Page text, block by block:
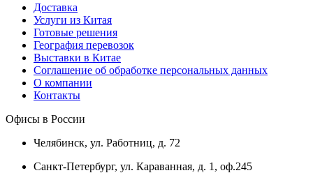
Доставка
Услуги из Китая
Готовые решения
География перевозок
Выставки в Китае
Соглашение об обработке персональных данных
О компании
Контакты
Офисы в России
Челябинск, ул. Работниц, д. 72
Санкт-Петербург, ул. Караванная, д. 1, оф.245